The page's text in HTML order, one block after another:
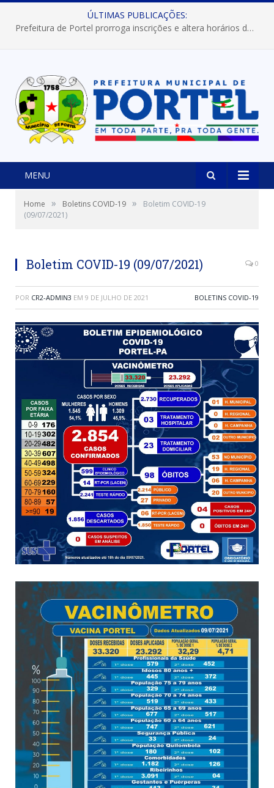
ÚLTIMAS PUBLICAÇÕES:
Prefeitura de Portel prorroga inscrições e altera horários dos concursos “Musa” e “Miss Mix Verão 2026”
MENU
Home » Boletins COVID-19 »
Boletim COVID-19
(09/07/2021)
Boletim COVID-19 (09/07/2021) 0
POR CR2-ADMIN3 EM 9 DE JULHO DE 2021 BOLETINS COVID-19